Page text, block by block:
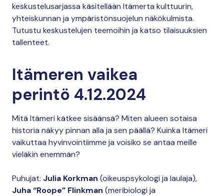
keskustelusarjassa käsitellään Itämerta kulttuurin,
yhteiskunnan ja ympäristönsuojelun näkökulmista.
Tutustu keskustelujen teemoihin ja katso tilaisuuksien
tallenteet.
Itämeren vaikea
perintö 4.12.2024
Mitä Itämeri kätkee sisäänsä? Miten alueen sotaisa
historia näkyy pinnan alla ja sen päällä? Kuinka Itämeri
vaikuttaa hyvinvointiimme ja voisiko se antaa meille
vieläkin enemmän?
Puhujat: Julia Korkman (oikeuspsykologi ja laulaja),
Juha “Roope” Flinkman (meribiologi ja